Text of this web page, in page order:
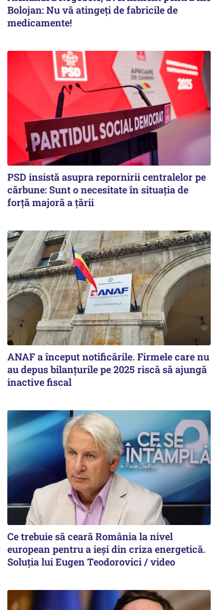
Bolojan: Nu vă atingeți de fabricile de
medicamente!
PSD insistă asupra repornirii centralelor pe
cărbune: Sunt o necesitate în situația de
forță majoră a țării
ANAF a început notificările. Firmele care nu
au depus bilanțurile pe 2025 riscă să ajungă
inactive fiscal
Ce trebuie să ceară România la nivel
european pentru a ieși din criza energetică.
Soluția lui Eugen Teodorovici / video